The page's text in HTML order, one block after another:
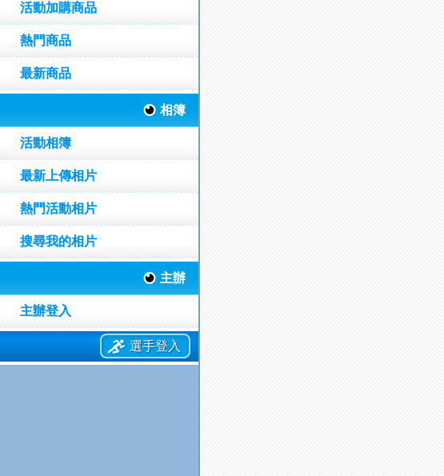
活動加購商品
熱門商品
最新商品
相簿
活動相簿
最新上傳相片
熱門活動相片
搜尋我的相片
主辦
主辦登入
選手登入